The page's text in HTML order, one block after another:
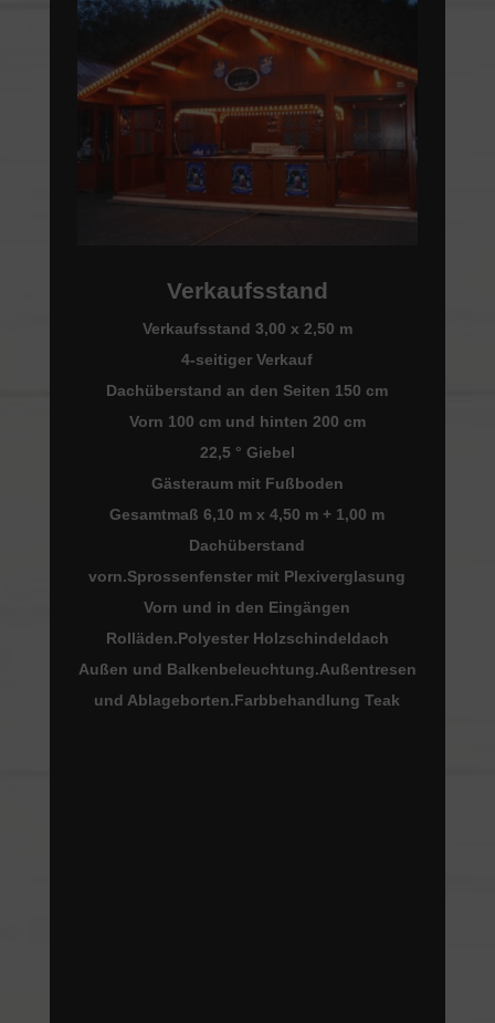
Verkaufsstände werden auf Wunsch mit den
notwendigen Trennwänden, Bodenbelägen
und Zubehör ausgestattet und können bereits
mit eingebauten Gerätschaften geliefert
werden. Von einer voll ausgestatteten
Küchenzeile über eine Spülküche bis hin zu
Elektroinstallationen und sanitären Anlagen –
wenn es um Verkaufsstände geht. Wir sind Ihr
Verkaufsstand
Verkaufsstand 3,00 x 2,50 m
4-seitiger Verkauf
Dachüberstand an den Seiten 150 cm
Vorn 100 cm und hinten 200 cm
22,5 ° Giebel
Gästeraum mit Fußboden
Gesamtmaß 6,10 m x 4,50 m + 1,00 m
Dachüberstand
vorn.Sprossenfenster mit Plexiverglasung
Vorn und in den Eingängen
Rolläden.Polyester Holzschindeldach
Außen und Balkenbeleuchtung.Außentresen
und Ablageborten.Farbbehandlung Teak